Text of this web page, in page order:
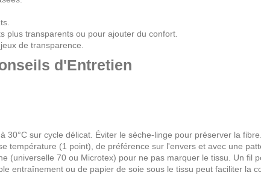
plus transparents ou pour ajouter du confort.
de transparence.
d'Entretien
30°C sur cycle délicat. Éviter le sèche-linge pour préserver la fibre.
température (1 point), de préférence sur l'envers et avec une
(universelle 70 ou Microtex) pour ne pas marquer le tissu. Un
entraînement ou de papier de soie sous le tissu peut faciliter la